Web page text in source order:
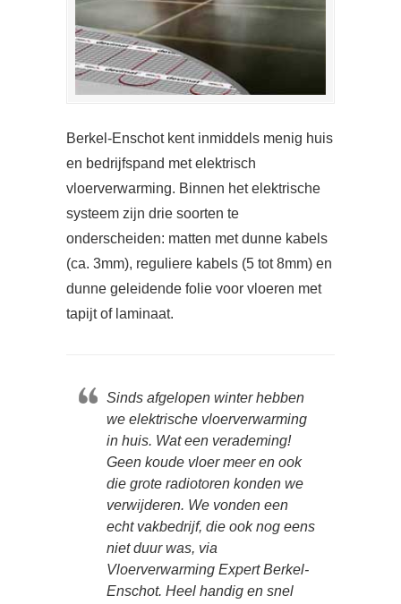
Berkel-Enschot kent inmiddels menig huis
en bedrijfspand met elektrisch
vloerverwarming. Binnen het elektrische
systeem zijn drie soorten te
onderscheiden: matten met dunne kabels
(ca. 3mm), reguliere kabels (5 tot 8mm) en
dunne geleidende folie voor vloeren met
tapijt of laminaat.
Sinds afgelopen winter hebben
we elektrische vloerverwarming
in huis. Wat een verademing!
Geen koude vloer meer en ook
die grote radiotoren konden we
verwijderen. We vonden een
echt vakbedrijf, die ook nog eens
niet duur was, via
Vloerverwarming Expert Berkel-
Enschot. Heel handig en snel